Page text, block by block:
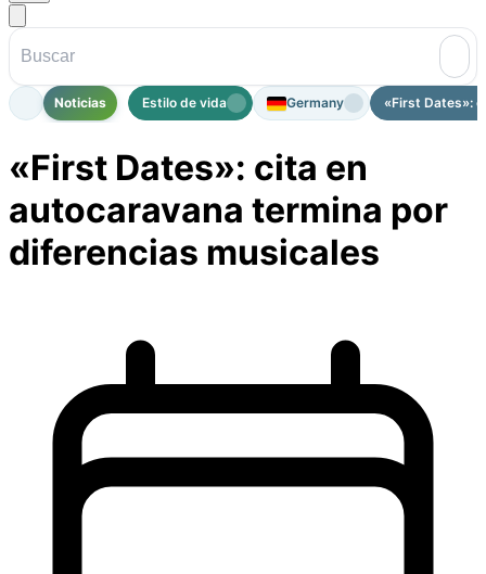
Noticias Estilo de vida Germany «First Dates»:
«First Dates»: cita en
autocaravana termina por
diferencias musicales